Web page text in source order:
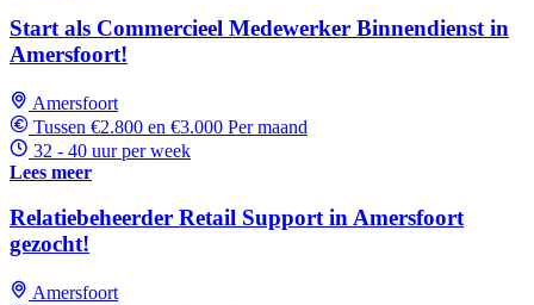
Start als Commercieel Medewerker Binnendienst in
Amersfoort!
Amersfoort
Tussen €2.800 en €3.000 Per maand
32 - 40 uur per week
Lees meer
Relatiebeheerder Retail Support in Amersfoort
gezocht!
Amersfoort